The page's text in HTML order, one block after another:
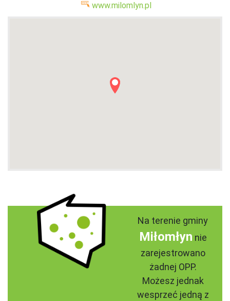
www.milomlyn.pl
Na terenie gminy
Miłomłyn nie
zarejestrowano
żadnej OPP.
Możesz jednak
wesprzeć jedną z